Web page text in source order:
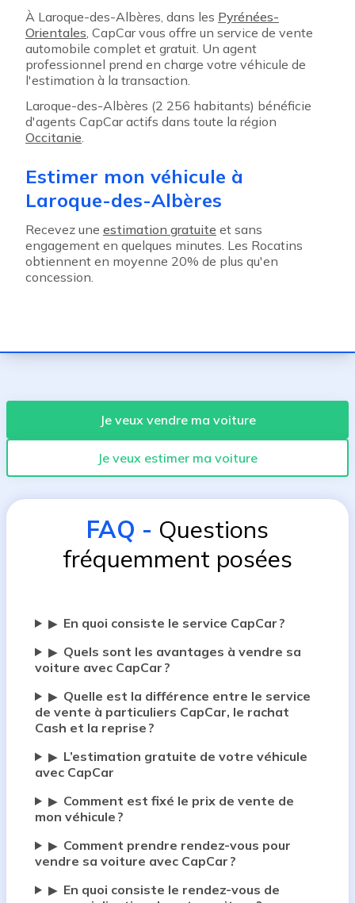
À Laroque-des-Albères, dans les Pyrénées-
Orientales, CapCar vous offre un service de vente
automobile complet et gratuit. Un agent
professionnel prend en charge votre véhicule de
l'estimation à la transaction.
Laroque-des-Albères (2 256 habitants) bénéficie
d'agents CapCar actifs dans toute la région
Occitanie.
Estimer mon véhicule à
Laroque-des-Albères
Recevez une estimation gratuite et sans
engagement en quelques minutes. Les Rocatins
obtiennent en moyenne 20% de plus qu'en
concession.
Je veux vendre ma voiture
Je veux estimer ma voiture
FAQ - Questions
fréquemment posées
▶ En quoi consiste le service CapCar ?
▶ Quels sont les avantages à vendre sa
voiture avec CapCar ?
▶ Quelle est la différence entre le service
de vente à particuliers CapCar, le rachat
Cash et la reprise ?
▶ L’estimation gratuite de votre véhicule
avec CapCar
▶ Comment est fixé le prix de vente de
mon véhicule ?
▶ Comment prendre rendez-vous pour
vendre sa voiture avec CapCar ?
▶ En quoi consiste le rendez-vous de